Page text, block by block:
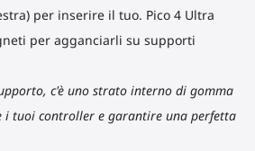
per inserire il tuo. Pico 4 Ultra
per agganciarli su supporti
c'è uno strato interno di gomma
i tuoi controller e garantire una perfetta